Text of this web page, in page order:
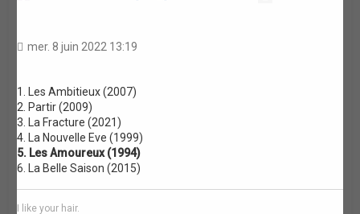
mer. 8 juin 2022 13:19
1. Les Ambitieux (2007)
2. Partir (2009)
3. La Fracture (2021)
4. La Nouvelle Eve (1999)
5. Les Amoureux (1994)
6. La Belle Saison (2015)
I like your hair.